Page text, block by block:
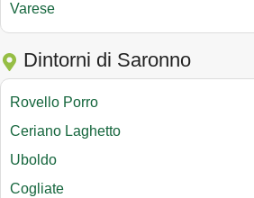
Varese
Dintorni di Saronno
Rovello Porro
Ceriano Laghetto
Uboldo
Cogliate